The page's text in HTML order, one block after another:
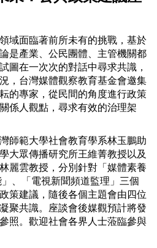
域面臨著前所未有的挑戰，基於
是產業、公民團體、主管機關都
圖在一次次的對話中尋求共識，
，台灣媒體觀察教育基金會邀集
的專家，從民間的角度進行政策
係人觀點，尋求有效的治理架
師範大學社會教育學系林玉鵬助
大眾傳播研究所王維菁教授以及
麗雲教授，分別針對「媒體素養
、「電視新聞頻道監理」三個
策建議，隨後各個主題會由四位
聚共識。座談會後媒觀預計將發
照。歡迎社會各界人士蒞臨參與